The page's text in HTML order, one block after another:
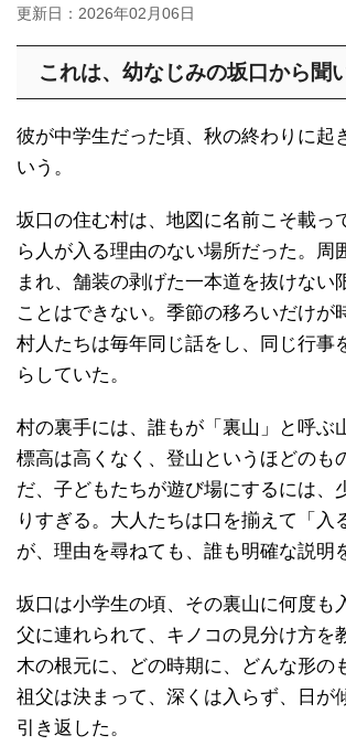
更新日： 2026年02月06日
これは、幼なじみの坂口から聞
彼が中学生だった頃、秋の終わりに起
いう。
坂口の住む村は、地図に名前こそ載っ
ら人が入る理由のない場所だった。周
まれ、舗装の剥げた一本道を抜けない
ことはできない。季節の移ろいだけが
村人たちは毎年同じ話をし、同じ行事
らしていた。
村の裏手には、誰もが「裏山」と呼ぶ
標高は高くなく、登山というほどのも
だ、子どもたちが遊び場にするには、
りすぎる。大人たちは口を揃えて「入
が、理由を尋ねても、誰も明確な説明
坂口は小学生の頃、その裏山に何度も
父に連れられて、キノコの見分け方を
木の根元に、どの時期に、どんな形の
祖父は決まって、深くは入らず、日が
引き返した。